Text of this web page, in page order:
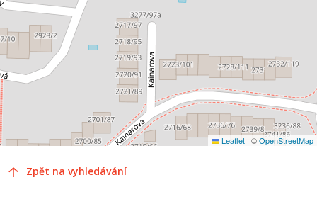
Leaflet | ©OpenStreetMap
Zpět na vyhledávání